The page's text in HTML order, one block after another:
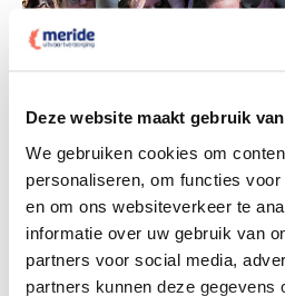
Deze website maakt gebruik
We gebruiken cookies om
personaliseren, om functies
en om ons websiteverkeer te
informatie over uw gebruik van
partners voor social media,
partners kunnen deze gegevens
Dit kost een begrafenis
Bekijk tarieven voor crematie